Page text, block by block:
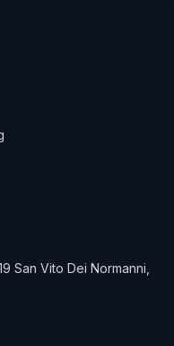
San Vito Dei Normanni,